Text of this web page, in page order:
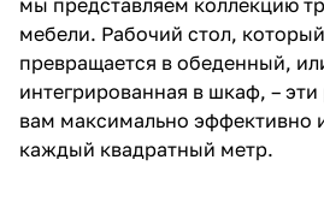
мебели. Рабочий стол,
превращается в обеденный,
интегрированная в шкаф, –
вам максимально эффективно
каждый квадратный метр.